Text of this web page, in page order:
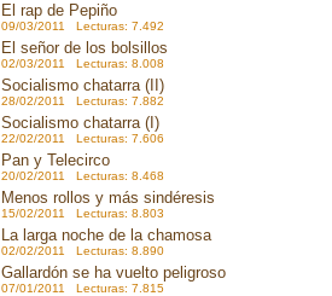
El rap de Pepiño
09/03/2011 Lecturas: 7.492
El señor de los bolsillos
02/03/2011 Lecturas: 8.008
Socialismo chatarra (II)
28/02/2011 Lecturas: 7.882
Socialismo chatarra (I)
22/02/2011 Lecturas: 7.606
Pan y Telecirco
20/02/2011 Lecturas: 8.468
Menos rollos y más sindéresis
15/02/2011 Lecturas: 8.803
La larga noche de la chamosa
02/02/2011 Lecturas: 8.890
Gallardón se ha vuelto peligroso
07/01/2011 Lecturas: 7.815